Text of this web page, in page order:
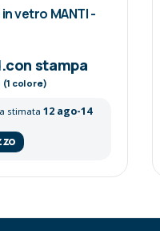
vetro MANTI -
stampa
(1 colore)
stimata 12 ago-14